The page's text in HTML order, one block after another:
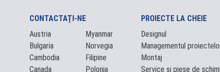
CONTACTAȚI-NE
Austria
Bulgaria
Cambodia
Canada
Myanmar
Norvegia
Filipine
Polonia
PROIECTE LA CHEIE
Designul
Managementul
Montaj
Service și piese de